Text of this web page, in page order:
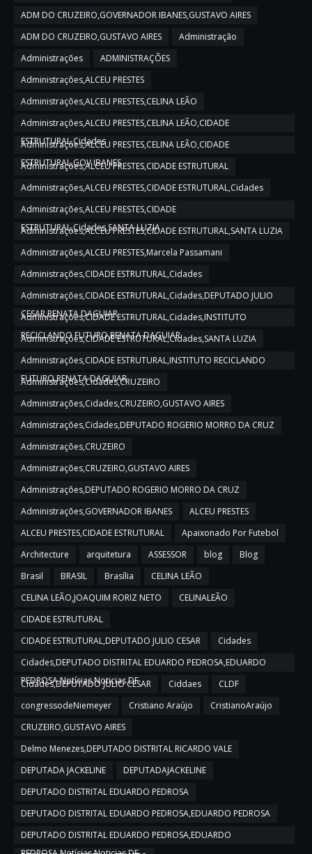
ADM DO CRUZEIRO,GOVERNADOR IBANES,GUSTAVO AIRES
ADM DO CRUZEIRO,GUSTAVO AIRES
Administração
Administrações
ADMINISTRAÇÕES
Administrações,ALCEU PRESTES
Administrações,ALCEU PRESTES,CELINA LEÃO
Administrações,ALCEU PRESTES,CELINA LEÃO,CIDADE
ESTRUTURAL,Cidades
Administrações,ALCEU PRESTES,CELINA LEÃO,CIDADE
ESTRUTURAL,GOV IBANES
Administrações,ALCEU PRESTES,CIDADE ESTRUTURAL
Administrações,ALCEU PRESTES,CIDADE ESTRUTURAL,Cidades
Administrações,ALCEU PRESTES,CIDADE
ESTRUTURAL,Cidades,SANTA LUZIA
Administrações,ALCEU PRESTES,CIDADE ESTRUTURAL,SANTA LUZIA
Administrações,ALCEU PRESTES,Marcela Passamani
Administrações,CIDADE ESTRUTURAL,Cidades
Administrações,CIDADE ESTRUTURAL,Cidades,DEPUTADO JULIO
CESAR,RENATA DAGUIAR
Administrações,CIDADE ESTRUTURAL,Cidades,INSTITUTO
RECICLANDO FUTURO,RENATA DAGUIAR
Administrações,CIDADE ESTRUTURAL,Cidades,SANTA LUZIA
Administrações,CIDADE ESTRUTURAL,INSTITUTO RECICLANDO
FUTURO,RENATA DAGUIAR
Administrações,Cidades,CRUZEIRO
Administrações,Cidades,CRUZEIRO,GUSTAVO AIRES
Administrações,Cidades,DEPUTADO ROGERIO MORRO DA CRUZ
Administrações,CRUZEIRO
Administrações,CRUZEIRO,GUSTAVO AIRES
Administrações,DEPUTADO ROGERIO MORRO DA CRUZ
Administrações,GOVERNADOR IBANES
ALCEU PRESTES
ALCEU PRESTES,CIDADE ESTRUTURAL
Apaixonado Por Futebol
Architecture
arquitetura ASSESSOR blog
Blog
Brasil
BRASIL Brasília
CELINA LEÃO
CELINA LEÃO,JOAQUIM RORIZ NETO
CELINALEÃO
CIDADE ESTRUTURAL
CIDADE ESTRUTURAL,DEPUTADO JULIO CESAR
Cidades
Cidades,DEPUTADO DISTRITAL EDUARDO PEDROSA,EDUARDO
PEDROSA,Notícias,Noticias DF
Cidades,DEPUTADO JULIO CESAR Ciddaes
CLDF
congressodeNiemeyer
Cristiano Araújo
CristianoAraújo
CRUZEIRO,GUSTAVO AIRES
Delmo Menezes,DEPUTADO DISTRITAL RICARDO VALE
DEPUTADA JACKELINE
DEPUTADAJACKELINE
DEPUTADO DISTRITAL EDUARDO PEDROSA
DEPUTADO DISTRITAL EDUARDO PEDROSA,EDUARDO PEDROSA
DEPUTADO DISTRITAL EDUARDO PEDROSA,EDUARDO